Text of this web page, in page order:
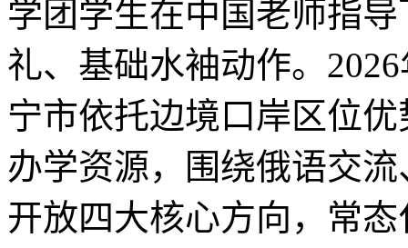
学团学生在中国老师指
礼、基础水袖动作。
宁市依托边境口岸区位
办学资源，围绕俄语交
开放四大核心方向，常